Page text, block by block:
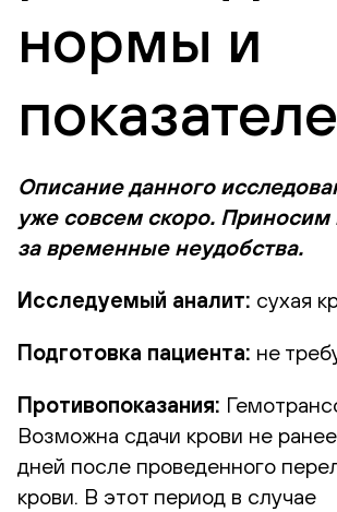
нормы и
Описание данного
уже совсем скоро. Приносим
за временные неудобства.
Исследуемый аналит: сухая
Подготовка пациента: не
Противопоказания:
Возможна сдачи крови не
дней после проведенного
крови. В этот период в случае